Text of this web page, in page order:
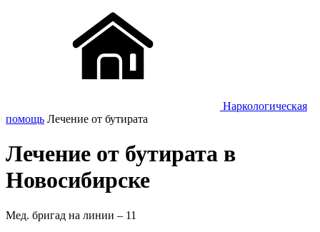
Наркологическая
помощь Лечение от бутирата
Лечение от бутирата в
Новосибирске
Мед. бригад на линии – 11